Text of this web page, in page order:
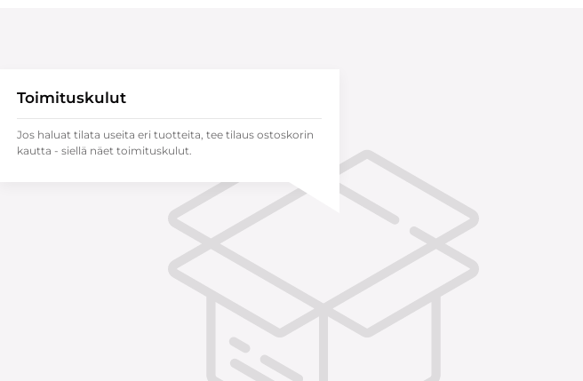
Toimituskulut
Jos haluat tilata useita eri tuotteita, tee tilaus ostoskorin
kautta - siellä näet toimituskulut.